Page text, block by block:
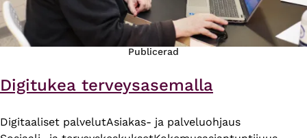
Publicerad
Digitukea terveysasemalla
Digitaaliset palvelutAsiakas- ja palveluohjaus